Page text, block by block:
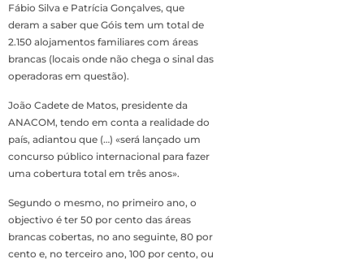
Fábio Silva e Patrícia Gonçalves, que
deram a saber que Góis tem um total de
2.150 alojamentos familiares com áreas
brancas (locais onde não chega o sinal das
operadoras em questão).
João Cadete de Matos, presidente da
ANACOM, tendo em conta a realidade do
país, adiantou que (…) «será lançado um
concurso público internacional para fazer
uma cobertura total em três anos».
Segundo o mesmo, no primeiro ano, o
objectivo é ter 50 por cento das áreas
brancas cobertas, no ano seguinte, 80 por
cento e, no terceiro ano, 100 por cento, ou